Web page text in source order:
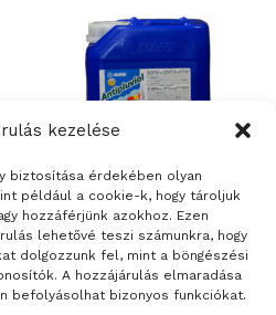
kezelése
biztosítása érdekében olyan
például a cookie-k, hogy tároljuk
hozzáférjünk azokhoz. Ezen
lehetővé teszi számunkra, hogy
dolgozzunk fel, mint a böngészési
A hozzájárulás elmaradása
befolyásolhat bizonyos funkciókat.
BURKOLATRAGASZTÓK ÉS FUGÁZÓK ÉPÍTŐANYAGOK
Mapei Antipluviol – színtelen,
vizes diszperziós
szilikongyanta bázisú
vízlepergető impregnálószer